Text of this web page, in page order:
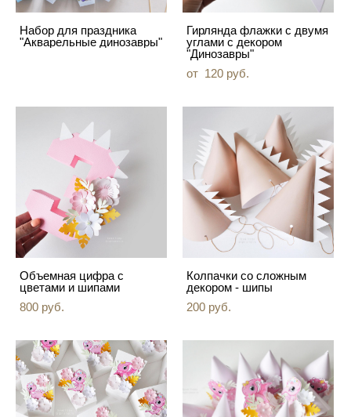
Набор для праздника
"Акварельные динозавры"
Гирлянда флажки с двумя
углами с декором
"Динозавры"
от 120 pуб.
Объемная цифра с
цветами и шипами
800 pуб.
Колпачки со сложным
декором - шипы
200 pуб.